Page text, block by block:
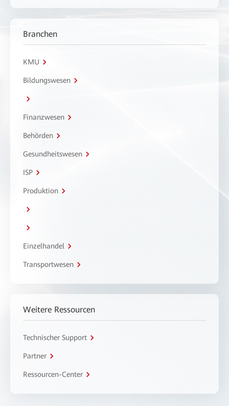
Branchen
KMU
Bildungswesen
Finanzwesen
Behörden
Gesundheitswesen
ISP
Produktion
Einzelhandel
Transportwesen
Weitere Ressourcen
Technischer Support
Partner
Ressourcen-Center